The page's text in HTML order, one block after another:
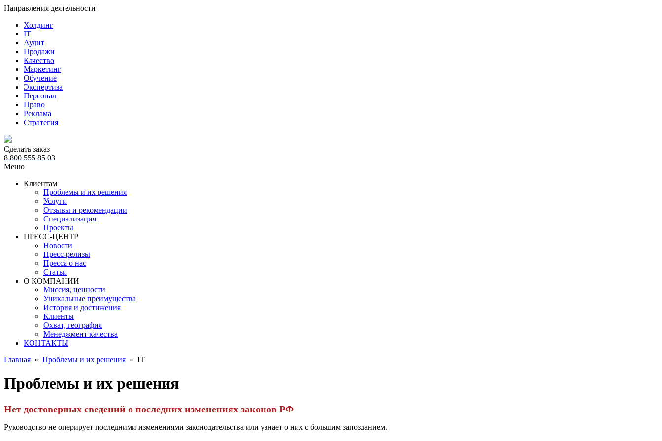
Направления деятельности
Холдинг
IT
Аудит
Продажи
Качество
Маркетинг
Обучение
Экспертиза
Персонал
Право
Реклама
Стратегия
Сделать заказ
8 800 555 85 03
Меню
Клиентам
Проблемы и их решения
Услуги
Отзывы и рекомендации
Специализация
Проекты
ПРЕСС-ЦЕНТР
Новости
Пресс-релизы
Пресса о нас
Статьи
О КОМПАНИИ
Миссия, ценности
Уникальные преимущества
История и достижения
Клиенты
Охват, география
Менеджмент качества
КОНТАКТЫ
Главная » Проблемы и их решения » IT
Проблемы и их решения
Нет достоверных сведений о последних изменениях законов РФ
Руководство не оперирует последними изменениями законодательства или узнает о них с большим запозданием.